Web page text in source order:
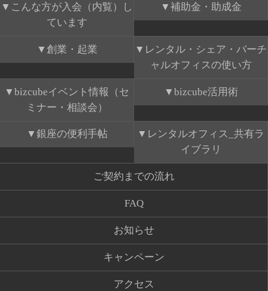
こんな方が入会（内覧）し
ています
補助金・助成金
創業・起業
レンタル・シェア・バーチ
ャルオフィスの使い方
bizcubeイベント情報（セ
ミナー・相談会）
bizcube活用術
銀座の便利手帖
レンタルオフィス_共有ラ
イブラリ
ご契約までの流れ
FAQ
お知らせ
キャンペーン
アクセス